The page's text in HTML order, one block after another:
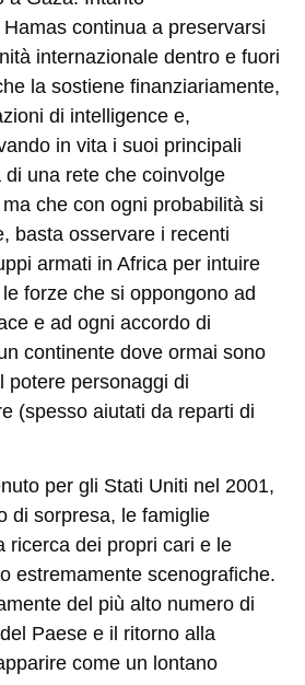
Hamas continua a preservarsi
internazionale dentro e fuori
la sostiene finanziariamente,
di intelligence e,
in vita i suoi principali
una rete che coinvolge
che con ogni probabilità si
basta osservare i recenti
armati in Africa per intuire
forze che si oppongono ad
e ad ogni accordo di
continente dove ormai sono
potere personaggi di
(spesso aiutati da reparti di
per gli Stati Uniti nel 2001,
di sorpresa, le famiglie
ricerca dei propri cari e le
estremamente scenografiche.
del più alto numero di
Paese e il ritorno alla
come un lontano